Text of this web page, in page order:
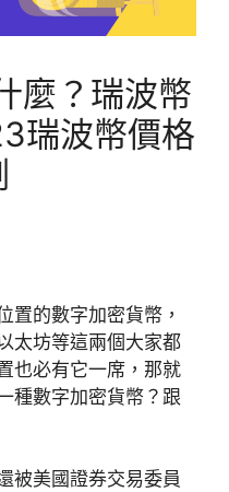
麼？瑞波幣
瑞波幣價格
置的數字加密貨幣，
太坊等這兩個大家都
也必有它一席，那就
種數字加密貨幣？跟
被美國證券交易委員